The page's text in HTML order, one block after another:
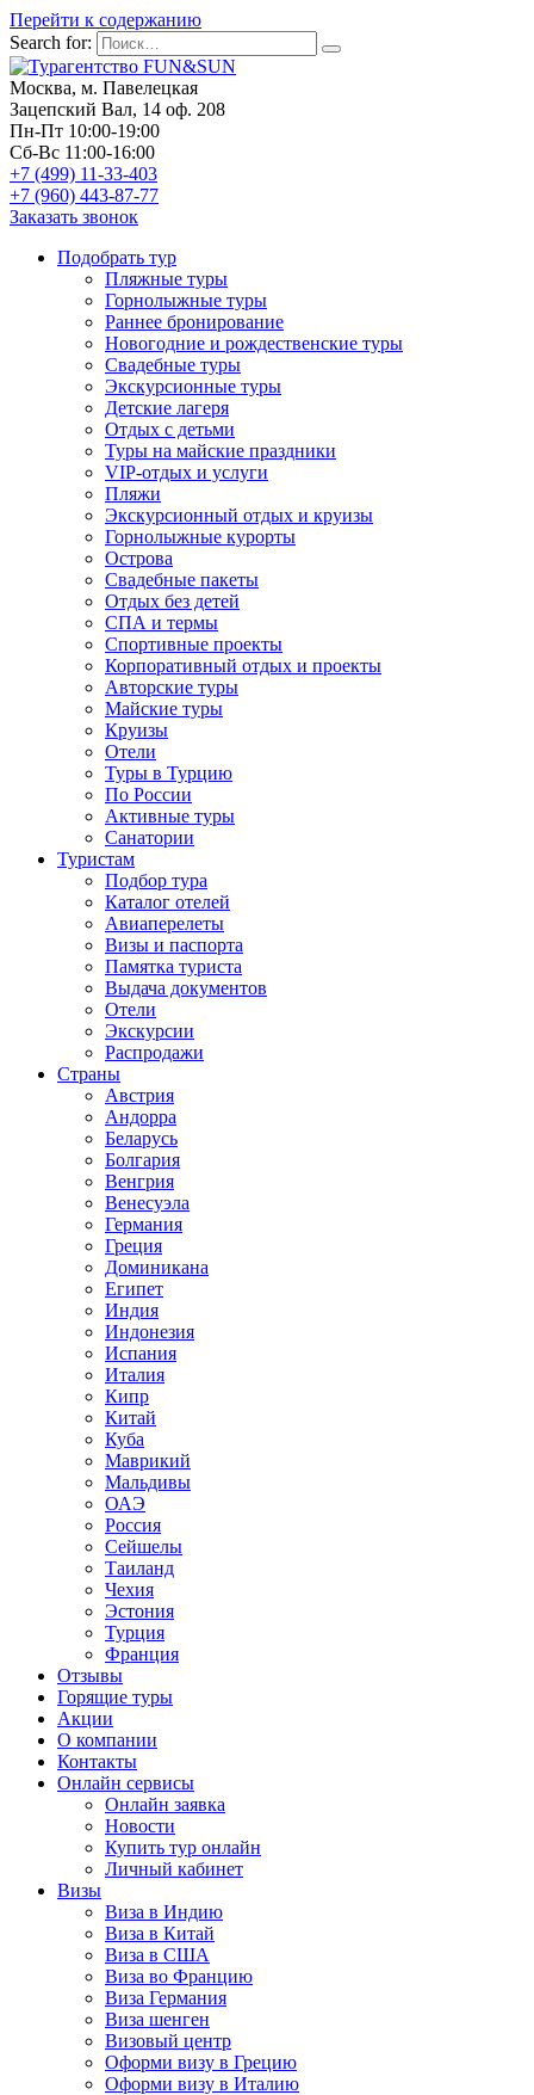
Перейти к содержанию
Search for:
Москва, м. Павелецкая
Зацепский Вал, 14 оф. 208
Пн-Пт 10:00-19:00
Сб-Вс 11:00-16:00
+7 (499) 11-33-403
+7 (960) 443-87-77
Заказать звонок
Подобрать тур
Пляжные туры
Горнолыжные туры
Раннее бронирование
Новогодние и рождественские туры
Свадебные туры
Экскурсионные туры
Детские лагеря
Отдых с детьми
Туры на майские праздники
VIP-отдых и услуги
Пляжи
Экскурсионный отдых и круизы
Горнолыжные курорты
Острова
Свадебные пакеты
Отдых без детей
СПА и термы
Спортивные проекты
Корпоративный отдых и проекты
Авторские туры
Майские туры
Круизы
Отели
Туры в Турцию
По России
Активные туры
Санатории
Туристам
Подбор тура
Каталог отелей
Авиаперелеты
Визы и паспорта
Памятка туриста
Выдача документов
Отели
Экскурсии
Распродажи
Страны
Австрия
Андорра
Беларусь
Болгария
Венгрия
Венесуэла
Германия
Греция
Доминикана
Египет
Индия
Индонезия
Испания
Италия
Кипр
Китай
Куба
Маврикий
Мальдивы
ОАЭ
Россия
Сейшелы
Таиланд
Чехия
Эстония
Турция
Франция
Отзывы
Горящие туры
Акции
О компании
Контакты
Онлайн сервисы
Онлайн заявка
Новости
Купить тур онлайн
Личный кабинет
Визы
Виза в Индию
Виза в Китай
Виза в США
Виза во Францию
Виза Германия
Виза шенген
Визовый центр
Оформи визу в Грецию
Оформи визу в Италию